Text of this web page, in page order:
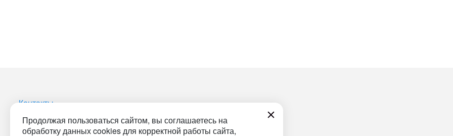
Продолжая пользоваться сайтом, вы соглашаетесь на
обработку данных cookies для корректной работы сайта,
Контакты